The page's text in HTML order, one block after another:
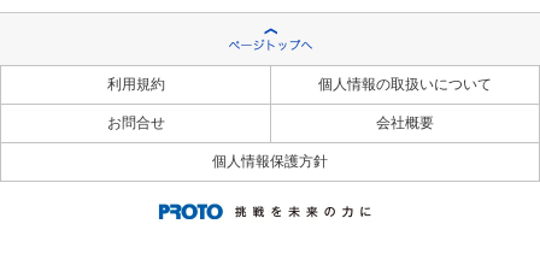
利用規約 個人情報の取扱いについて
お問合せ 会社概要
個人情報保護方針